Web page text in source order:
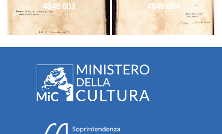
4848 003 4848 004